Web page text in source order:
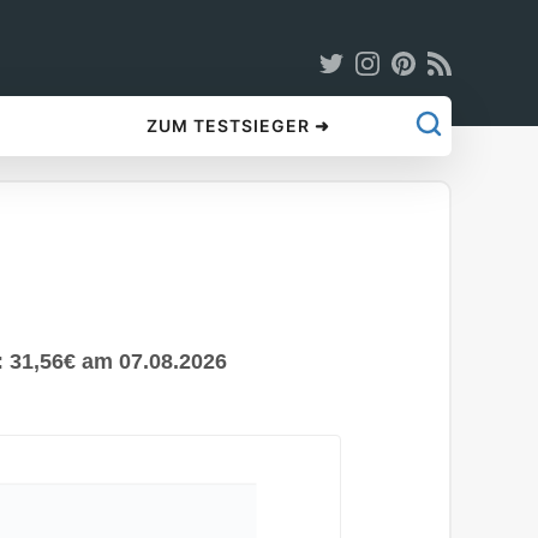
ZUM TESTSIEGER ➜
31,56€ am 07.08.2026